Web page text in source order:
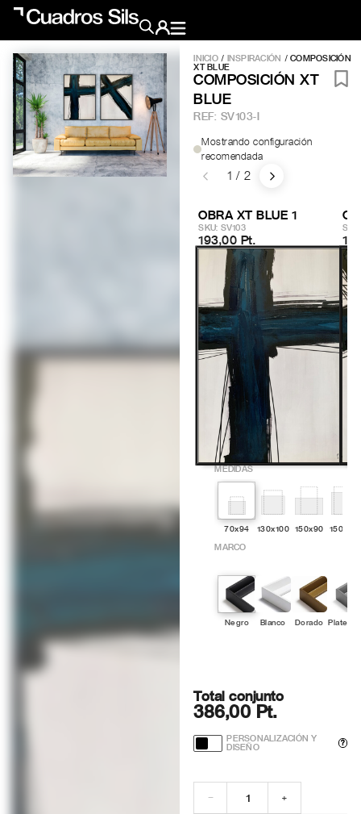
Obra Pictórica
Obra Gráfica
Inspiración
INICIO/ INSPIRACIÓN / COMPOSICIÓN
XT BLUE
COMPOSICIÓN XT
BLUE
REF: SV103-I
Mostrando configuración
recomendada
1 / 2
OBRA XT BLUE 1
SKU: SV103
193,00 Pt.
MEDIDAS
70x94 130x100 150x90
MARCO
Negro Blanco Dorado
Total conjunto
386,00 Pt.
PERSONALIZACIÓN Y
DISEÑO
?
− +